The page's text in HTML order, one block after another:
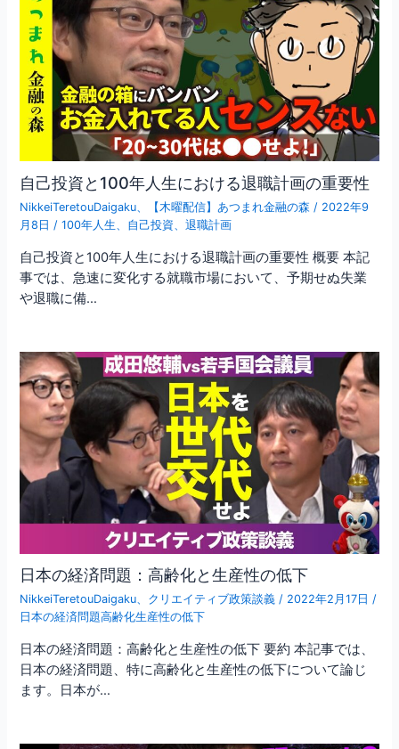
自己投資と100年人生における退職計画の重要性
NikkeiTeretouDaigaku、 【木曜配信】あつまれ金融の森 / 2022年9
月8日 /100年人生、 自己投資、退職計画
自己投資と100年人生における退職計画の重要性 概要 本記
事では、急速に変化する就職市場において、予期せぬ失業
や退職に備…
日本の経済問題：高齢化と生産性の低下
NikkeiTeretouDaigaku、 クリエイティブ政策談義 / 2022年2月17日 /
日本の経済問題高齢化生産性の低下
日本の経済問題：高齢化と生産性の低下 要約 本記事では、
日本の経済問題、特に高齢化と生産性の低下について論じ
ます。日本が…